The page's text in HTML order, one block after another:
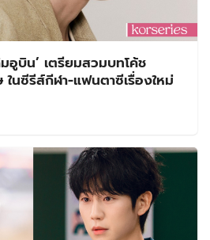
อูบิน’ เตรียมสวมบทโค้ช
นซีรีส์กีฬา-แฟนตาซีเรื่องใหม่